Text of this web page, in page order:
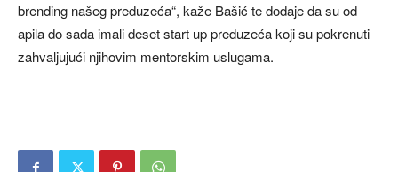
brending našeg preduzeća“, kaže Bašić te dodaje da su od
apila do sada imali deset start up preduzeća koji su pokrenuti
zahvaljujući njihovim mentorskim uslugama.